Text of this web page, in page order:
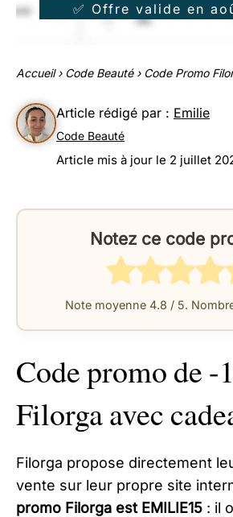
✅ Offre valide en
Accueil› Code Beauté› Code Promo
Article rédigé par : Emilie
Code Beauté
Article mis à jour le 2 juillet
Notez ce code
Note moyenne 4.8 / 5.
Code promo de -
Filorga avec
Filorga propose directement
vente sur leur propre site
promo Filorga est EMILIE15 : il